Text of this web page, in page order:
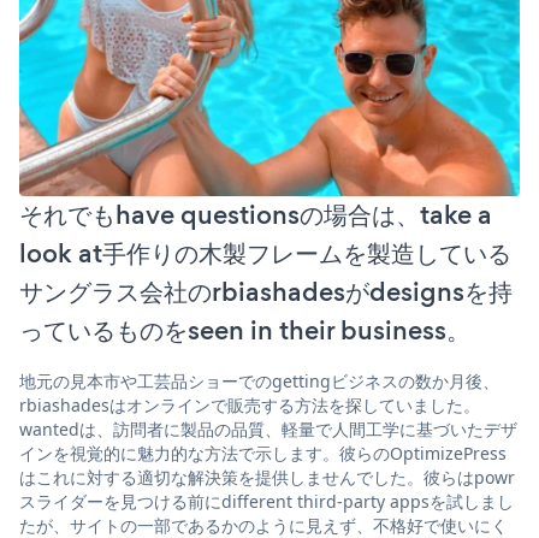
それでもhave questionsの場合は、take a
look at手作りの木製フレームを製造している
サングラス会社のrbiashadesがdesignsを持
っているものをseen in their business。
地元の見本市や工芸品ショーでのgettingビジネスの数か月後、
rbiashadesはオンラインで販売する方法を探していました。
wantedは、訪問者に製品の品質、軽量で人間工学に基づいたデザ
インを視覚的に魅力的な方法で示します。彼らのOptimizePress
はこれに対する適切な解決策を提供しませんでした。彼らはpowr
スライダーを見つける前にdifferent third-party appsを試しまし
たが、サイトの一部であるかのように見えず、不格好で使いにく